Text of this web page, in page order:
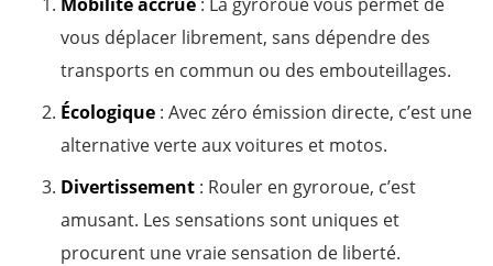
vous déplacer librement, sans dépendre des
transports en commun ou des embouteillages.
Écologique : Avec zéro émission directe, c’est une
alternative verte aux voitures et motos.
Divertissement : Rouler en gyroroue, c’est
amusant. Les sensations sont uniques et
procurent une vraie sensation de liberté.